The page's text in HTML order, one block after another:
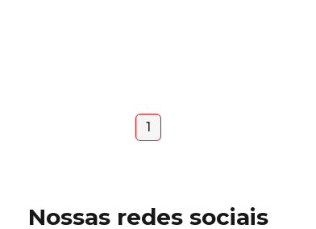
1
Nossas redes sociais